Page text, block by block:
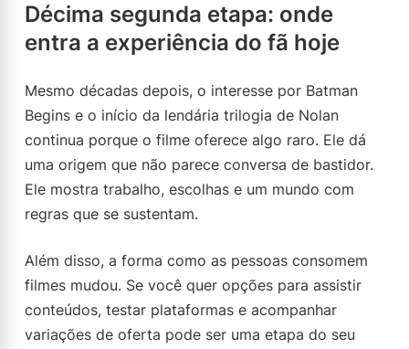
Décima segunda etapa: onde
entra a experiência do fã hoje
Mesmo décadas depois, o interesse por Batman
Begins e o início da lendária trilogia de Nolan
continua porque o filme oferece algo raro. Ele dá
uma origem que não parece conversa de bastidor.
Ele mostra trabalho, escolhas e um mundo com
regras que se sustentam.
Além disso, a forma como as pessoas consomem
filmes mudou. Se você quer opções para assistir
conteúdos, testar plataformas e acompanhar
variações de oferta pode ser uma etapa do seu